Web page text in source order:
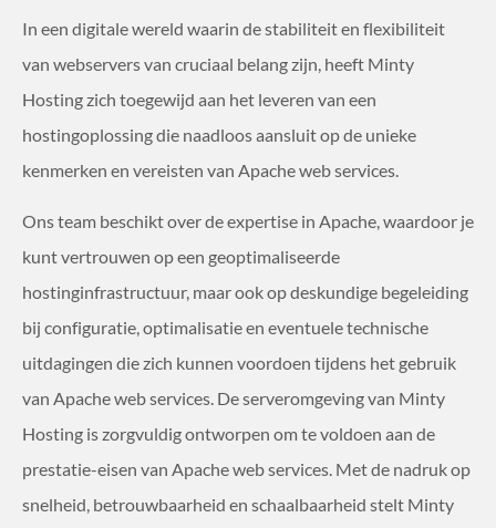
In een digitale wereld waarin de stabiliteit en flexibiliteit
van webservers van cruciaal belang zijn, heeft Minty
Hosting zich toegewijd aan het leveren van een
hostingoplossing die naadloos aansluit op de unieke
kenmerken en vereisten van Apache web services.
Ons team beschikt over de expertise in Apache, waardoor je
kunt vertrouwen op een geoptimaliseerde
hostinginfrastructuur, maar ook op deskundige begeleiding
bij configuratie, optimalisatie en eventuele technische
uitdagingen die zich kunnen voordoen tijdens het gebruik
van Apache web services. De serveromgeving van Minty
Hosting is zorgvuldig ontworpen om te voldoen aan de
prestatie-eisen van Apache web services. Met de nadruk op
snelheid, betrouwbaarheid en schaalbaarheid stelt Minty